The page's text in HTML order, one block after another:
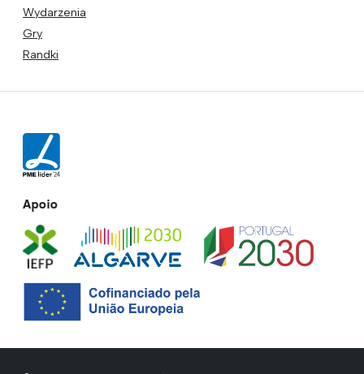
Wydarzenia
Gry
Randki
Apoio